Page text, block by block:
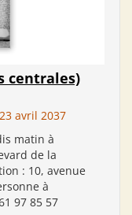
centrales)
avril 2037
matin à
de la
: 10, avenue
à
97 85 57